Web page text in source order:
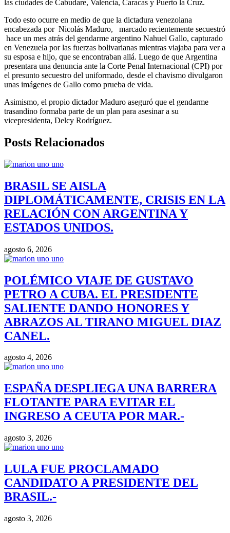
las ciudades de Cabudare, Valencia, Caracas y Puerto la Cruz.
Todo esto ocurre en medio de que la dictadura venezolana
encabezada por Nicolás Maduro, marcado recientemente secuestró
hace un mes atrás del gendarme argentino Nahuel Gallo, capturado
en Venezuela por las fuerzas bolivarianas mientras viajaba para ver a
su esposa e hijo, que se encontraban allá. Luego de que Argentina
presentara una denuncia ante la Corte Penal Internacional (CPI) por
el presunto secuestro del uniformado, desde el chavismo divulgaron
unas imágenes de Gallo como prueba de vida.
Asimismo, el propio dictador Maduro aseguró que el gendarme
trasandino formaba parte de un plan para asesinar a su
vicepresidenta, Delcy Rodríguez.
Posts Relacionados
BRASIL SE AISLA
DIPLOMÁTICAMENTE, CRISIS EN LA
RELACIÓN CON ARGENTINA Y
ESTADOS UNIDOS.
agosto 6, 2026
POLÉMICO VIAJE DE GUSTAVO
PETRO A CUBA. EL PRESIDENTE
SALIENTE DANDO HONORES Y
ABRAZOS AL TIRANO MIGUEL DIAZ
CANEL.
agosto 4, 2026
ESPAÑA DESPLIEGA UNA BARRERA
FLOTANTE PARA EVITAR EL
INGRESO A CEUTA POR MAR.-
agosto 3, 2026
LULA FUE PROCLAMADO
CANDIDATO A PRESIDENTE DEL
BRASIL.-
agosto 3, 2026